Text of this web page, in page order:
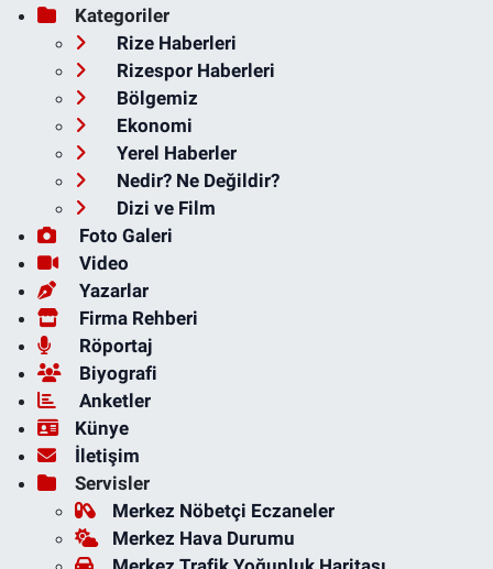
Kategoriler
Rize Haberleri
Rizespor Haberleri
Bölgemiz
Ekonomi
Yerel Haberler
Nedir? Ne Değildir?
Dizi ve Film
Foto Galeri
Video
Yazarlar
Firma Rehberi
Röportaj
Biyografi
Anketler
Künye
İletişim
Servisler
Merkez Nöbetçi Eczaneler
Merkez Hava Durumu